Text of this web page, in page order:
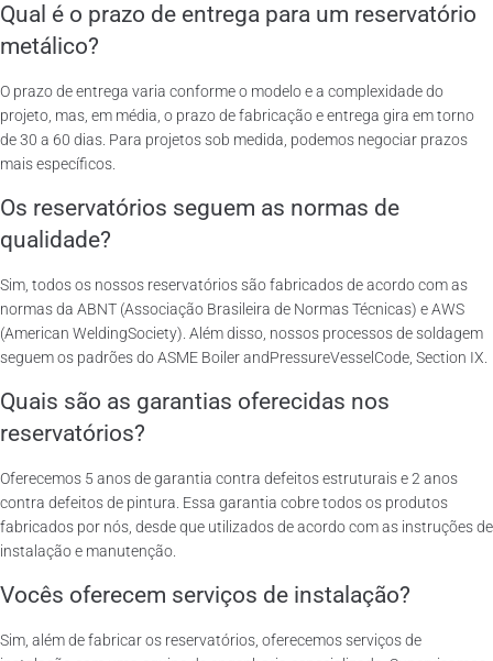
Qual é o prazo de entrega para um reservatório
metálico?
O prazo de entrega varia conforme o modelo e a complexidade do
projeto, mas, em média, o prazo de fabricação e entrega gira em torno
de 30 a 60 dias. Para projetos sob medida, podemos negociar prazos
mais específicos.
Os reservatórios seguem as normas de
qualidade?
Sim, todos os nossos reservatórios são fabricados de acordo com as
normas da ABNT (Associação Brasileira de Normas Técnicas) e AWS
(American WeldingSociety). Além disso, nossos processos de soldagem
seguem os padrões do ASME Boiler andPressureVesselCode, Section IX.
Quais são as garantias oferecidas nos
reservatórios?
Oferecemos 5 anos de garantia contra defeitos estruturais e 2 anos
contra defeitos de pintura. Essa garantia cobre todos os produtos
fabricados por nós, desde que utilizados de acordo com as instruções de
instalação e manutenção.
Vocês oferecem serviços de instalação?
Sim, além de fabricar os reservatórios, oferecemos serviços de